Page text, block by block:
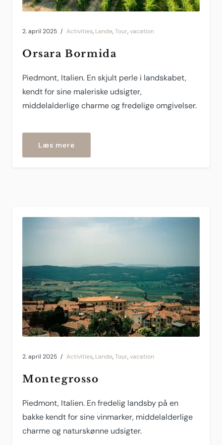
2. april 2025 Activities, Lande,Tour,vacation
Orsara Bormida
Piedmont, Italien. En skjult perle i landskabet,
kendt for sine maleriske udsigter,
middelalderlige charme og fredelige omgivelser.
Læs mere
2. april 2025 Activities, Lande,Tour,vacation
Montegrosso
Piedmont, Italien. En fredelig landsby på en
bakke kendt for sine vinmarker, middelalderlige
charme og naturskønne udsigter.